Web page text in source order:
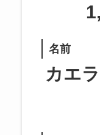
名前
カエ